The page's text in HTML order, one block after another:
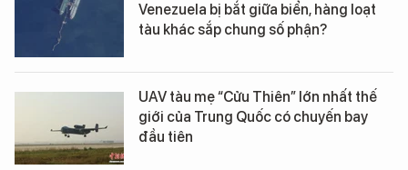
Venezuela bị bắt giữa biển, hàng loạt
tàu khác sắp chung số phận?
UAV tàu mẹ “Cửu Thiên” lớn nhất thế
giới của Trung Quốc có chuyến bay
đầu tiên